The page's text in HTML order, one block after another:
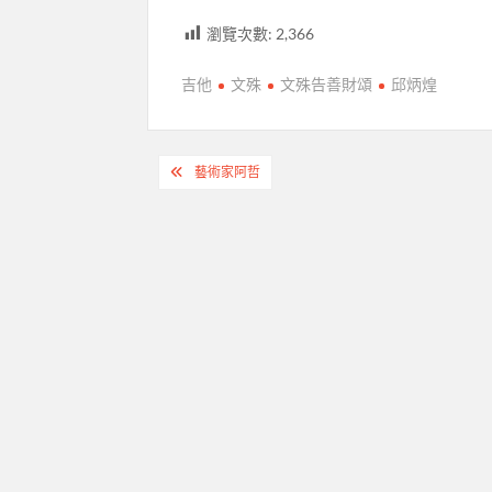
瀏覽次數: 2,366
吉他 文殊 文殊告善財頌 邱炳煌
文
藝術家阿哲